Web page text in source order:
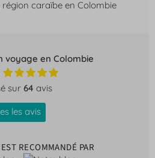
voyage en Colombie
sur 64 avis
les avis
RECOMMANDÉ PAR